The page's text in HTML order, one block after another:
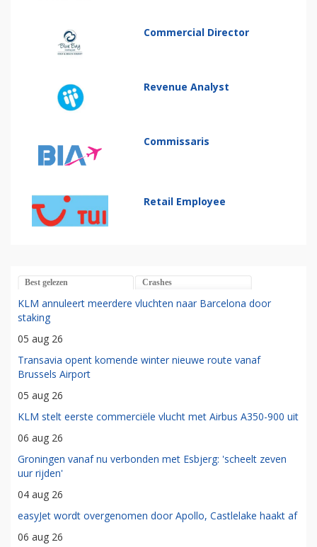
Commercial Director
Revenue Analyst
Commissaris
Retail Employee
Best gelezen Crashes
KLM annuleert meerdere vluchten naar Barcelona door
staking
05 aug 26
Transavia opent komende winter nieuwe route vanaf
Brussels Airport
05 aug 26
KLM stelt eerste commerciële vlucht met Airbus A350-900 uit
06 aug 26
Groningen vanaf nu verbonden met Esbjerg: 'scheelt zeven
uur rijden'
04 aug 26
easyJet wordt overgenomen door Apollo, Castlelake haakt af
06 aug 26